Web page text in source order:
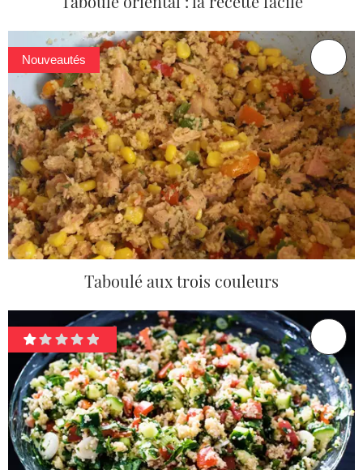
Nouveautés
Taboulé aux trois couleurs